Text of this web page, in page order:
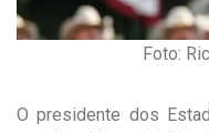
Foto:
O presidente dos